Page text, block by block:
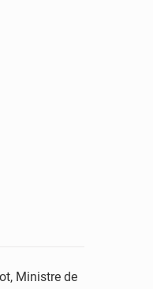
Ministre de